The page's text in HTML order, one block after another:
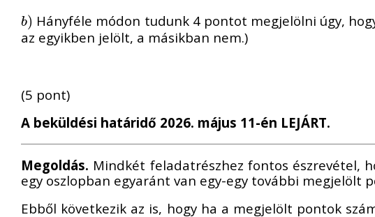
b)
b) Hányféle módon tudunk 4 pontot megjelölni úgy,
az egyikben jelölt, a másikban nem.)
(5 pont)
A beküldési határidő 2026. május 11-én LEJÁRT.
Megoldás. Mindkét feladatrészhez fontos észrevétel,
egy oszlopban egyaránt van egy-egy további megjelölt
Ebből következik az is, hogy ha a megjelölt pontok